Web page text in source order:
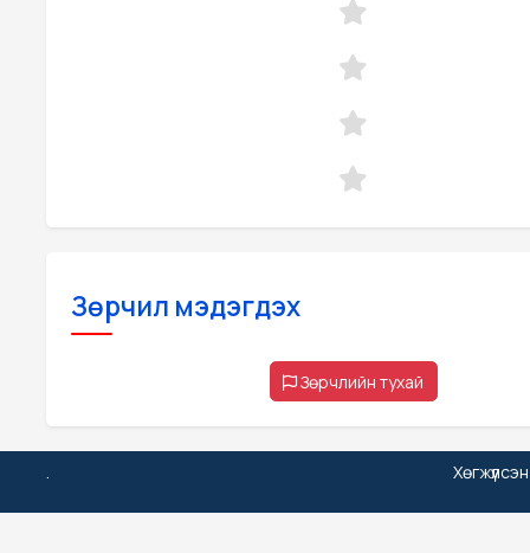
Зөрчил мэдэгдэх
Зөрчлийн тухай
.